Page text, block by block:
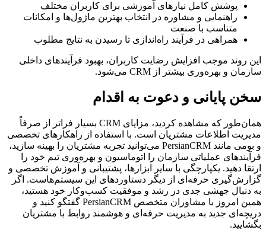
پوشش کامل نیازهای آموزشی برای کاربران مختلف
راهنمایی و مشاوره در انتخاب بهترین ماژول‌ها و امکانات
متناسب با صنعت
همراهی در فرآیند راه‌اندازی تا رسیدن به نتایج مطلوب
این روند موجب افزایش رضایت کاربران، بهبود فرآیندهای داخلی
سازمان و بهره‌وری بیشتر از CRM می‌شود.
سخن پایانی و دعوت به اقدام
همان‌طور که مشاهده کردید، مزایای CRM بسیار فراتر از صرفاً
مدیریت اطلاعات مشتریان است. با استفاده از راهکارهای تخصصی
و بومی مانند PersianCRM می‌توانید تجربه مشتریان را بهینه سازید،
فرآیندهای عملیاتی سازمان را اتوماسیون و بهره‌وری تیم خود را
ارتقا دهید. یکپارچگی با سایر ابزارها، پشتیبانی و آموزش تخصصی و
گزارش‌گیری حرفه‌ای از دیگر دستاوردهای این سیستم‌هاست. اگر
به دنبال جهشی جدی در رشد و موفقیت کسب‌وکار خود هستید،
همین امروز با مشاوران متخصص PersianCRM گفتگو کنید و
دریچه‌ای جدید به مدیریت حرفه‌ای و هوشمند روابط با مشتریان
بگشایید.